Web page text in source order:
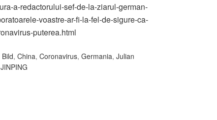
a-redactorului-sef-de-la-ziarul-german-
voastre-ar-fi-la-fel-de-sigure-ca-
puterea.html
Bild, China, Coronavirus, Germania, Julian